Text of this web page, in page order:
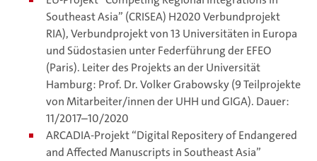
Southeast Asia” (CRISEA) H2020 Verbundprojekt
RIA), Verbundprojekt von 13 Universitäten in Europa
und Südostasien unter Federführung der EFEO
(Paris). Leiter des Projekts an der Universität
Hamburg: Prof. Dr. Volker Grabowsky (9 Teilprojekte
von Mitarbeiter/innen der UHH und GIGA). Dauer:
11/2017–10/2020
ARCADIA-Projekt “Digital Repositery of Endangered
and Affected Manuscripts in Southeast Asia”